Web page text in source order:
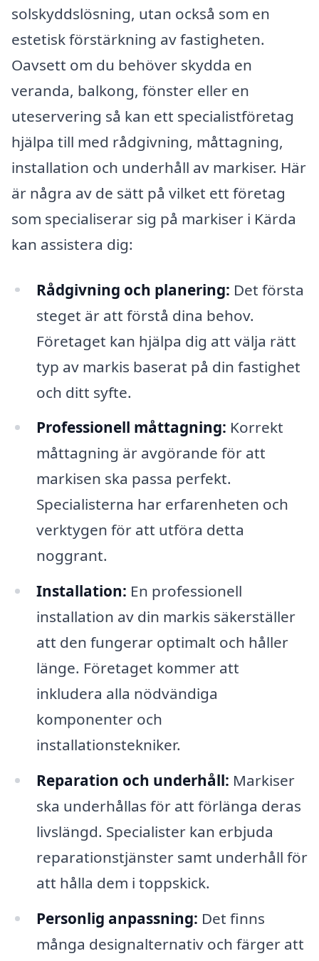
solskyddslösning, utan också som en
estetisk förstärkning av fastigheten.
Oavsett om du behöver skydda en
veranda, balkong, fönster eller en
uteservering så kan ett specialistföretag
hjälpa till med rådgivning, måttagning,
installation och underhåll av markiser. Här
är några av de sätt på vilket ett företag
som specialiserar sig på markiser i Kärda
kan assistera dig:
Rådgivning och planering: Det första
steget är att förstå dina behov.
Företaget kan hjälpa dig att välja rätt
typ av markis baserat på din fastighet
och ditt syfte.
Professionell måttagning: Korrekt
måttagning är avgörande för att
markisen ska passa perfekt.
Specialisterna har erfarenheten och
verktygen för att utföra detta
noggrant.
Installation: En professionell
installation av din markis säkerställer
att den fungerar optimalt och håller
länge. Företaget kommer att
inkludera alla nödvändiga
komponenter och
installationstekniker.
Reparation och underhåll: Markiser
ska underhållas för att förlänga deras
livslängd. Specialister kan erbjuda
reparationstjänster samt underhåll för
att hålla dem i toppskick.
Personlig anpassning: Det finns
många designalternativ och färger att